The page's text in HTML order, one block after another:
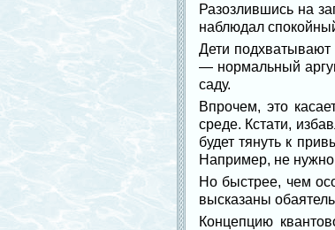
Разозлившись на
наблюдал
Дети
— нормальный
саду.
Впрочем, это
среде. Кстати,
будет тянуть к
Например, не
Но быстрее, чем
высказаны
Концепцию